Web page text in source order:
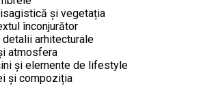
și vegetația
înconjurător
arhitecturale
atmosfera
și elemente de lifestyle
și compoziția